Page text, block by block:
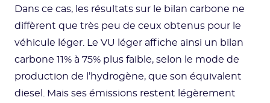
Dans ce cas, les résultats sur le bilan carbone ne
diffèrent que très peu de ceux obtenus pour le
véhicule léger. Le VU léger affiche ainsi un bilan
carbone 11% à 75% plus faible, selon le mode de
production de l’hydrogène, que son équivalent
diesel. Mais ses émissions restent légèrement